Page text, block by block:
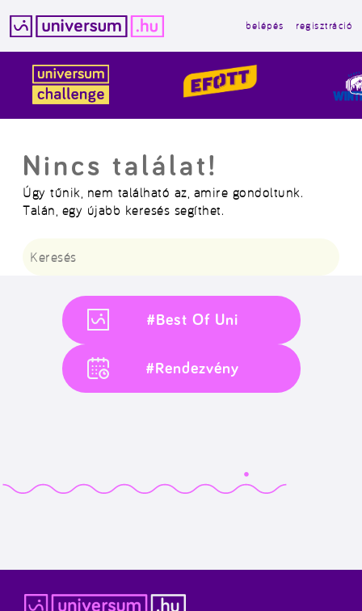
tartalomba
belépés regisztráció
Nincs találat!
Úgy tűnik, nem található az, amire gondoltunk.
Talán, egy újabb keresés segíthet.
#Best Of Uni
#Rendezvény